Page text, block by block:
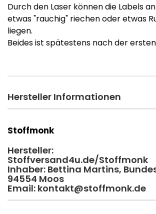
Durch den Laser können die Labels
etwas "rauchig" riechen oder etwas
liegen.
​Beides ist spätestens nach der
Hersteller Informationen
Stoffmonk
Hersteller:
Stoffversand4u.de/Stoffmonk
Inhaber: Bettina Martins,
94554 Moos
Email: kontakt@stoffmonk.de